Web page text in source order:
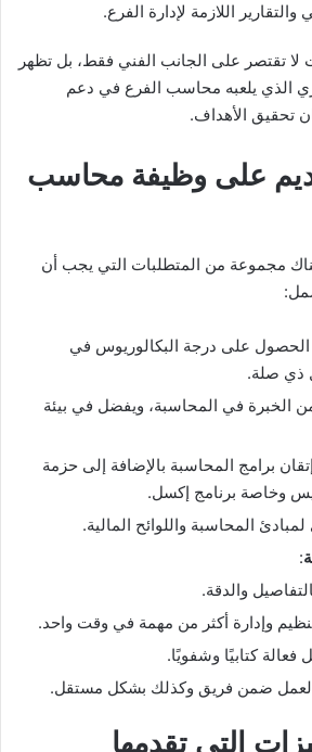
اللازمة لإدارة الفرع.
لا تقتصر على الجانب الفني فقط، بل تظهر
الذي يلعبه محاسب الفرع في دعم
تحقيق الأهداف.
على وظيفة محاسب
مجموعة من المتطلبات التي يجب أن
على درجة البكالوريوس في
ذي صلة.
من الخبرة في المحاسبة، ويفضل في بيئة
برامج المحاسبة بالإضافة إلى حزمة
وخاصة برنامج إكسل.
المحاسبة واللوائح المالية.
:
والدقة.
وإدارة أكثر من مهمة في وقت واحد.
فعالة كتابيًا وشفويًا.
ضمن فريق وكذلك بشكل مستقل.
التي تقدمها